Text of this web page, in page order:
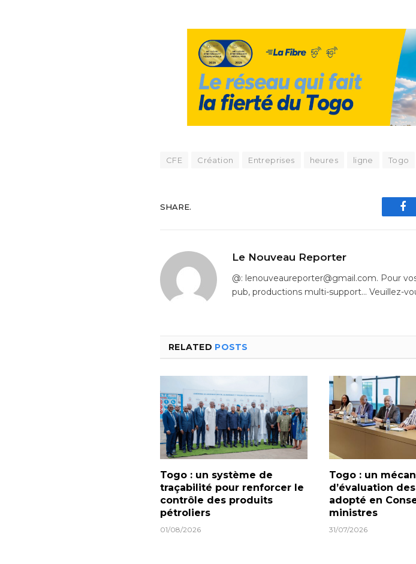
CFE Création Entreprises heures ligne Togo
SHARE.
Le Nouveau Reporter
@: lenouveaureporter@gmail.com. Pour
pub, productions multi-support… Veuillez-
RELATED POSTS
Togo : un système de
traçabilité pour renforcer le
contrôle des produits
pétroliers
01/08/2026
Togo : un
d’évaluation
adopté en
ministres
31/07/2026